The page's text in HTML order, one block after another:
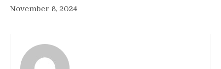
November 6, 2024